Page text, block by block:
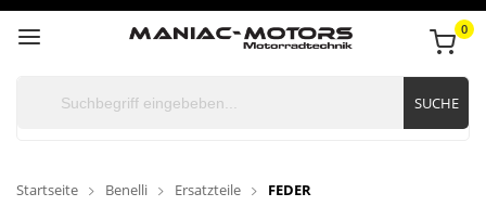
0
SUCHE
Startseite Benelli Ersatzteile FEDER